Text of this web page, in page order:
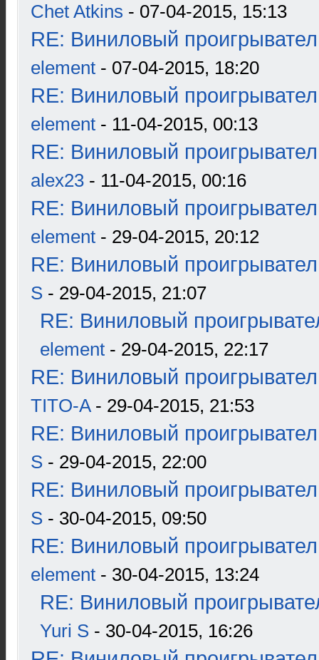
Chet Atkins - 07-04-2015, 15:13
RE: Виниловый
element - 07-04-2015, 18:20
RE: Виниловый
element - 11-04-2015, 00:13
RE: Виниловый
alex23 - 11-04-2015, 00:16
RE: Виниловый
element - 29-04-2015, 20:12
RE: Виниловый
S - 29-04-2015, 21:07
RE: Виниловый
element - 29-04-2015, 22:17
RE: Виниловый
TITO-A- 29-04-2015, 21:53
RE: Виниловый
S - 29-04-2015, 22:00
RE: Виниловый
S - 30-04-2015, 09:50
RE: Виниловый
element - 30-04-2015, 13:24
RE: Виниловый
Yuri S - 30-04-2015, 16:26